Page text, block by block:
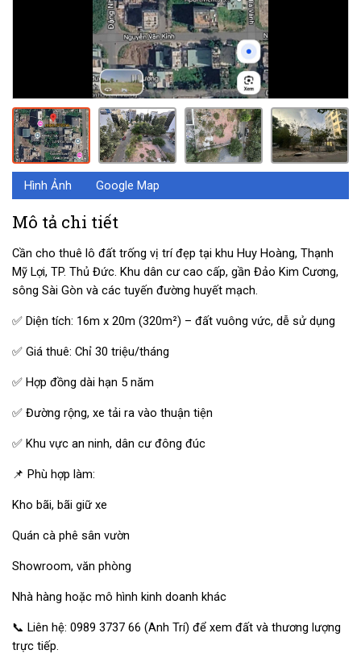
Hình Ảnh Google Map
Mô tả chi tiết
Cần cho thuê lô đất trống vị trí đẹp tại khu Huy Hoàng, Thạnh
Mỹ Lợi, TP. Thủ Đức. Khu dân cư cao cấp, gần Đảo Kim Cương,
sông Sài Gòn và các tuyến đường huyết mạch.
✅ Diện tích: 16m x 20m (320m²) – đất vuông vức, dễ sử dụng
✅ Giá thuê: Chỉ 30 triệu/tháng
✅ Hợp đồng dài hạn 5 năm
✅ Đường rộng, xe tải ra vào thuận tiện
✅ Khu vực an ninh, dân cư đông đúc
📌 Phù hợp làm:
Kho bãi, bãi giữ xe
Quán cà phê sân vườn
Showroom, văn phòng
Nhà hàng hoặc mô hình kinh doanh khác
📞 Liên hệ: 0989 3737 66 (Anh Trí) để xem đất và thương lượng
trực tiếp.